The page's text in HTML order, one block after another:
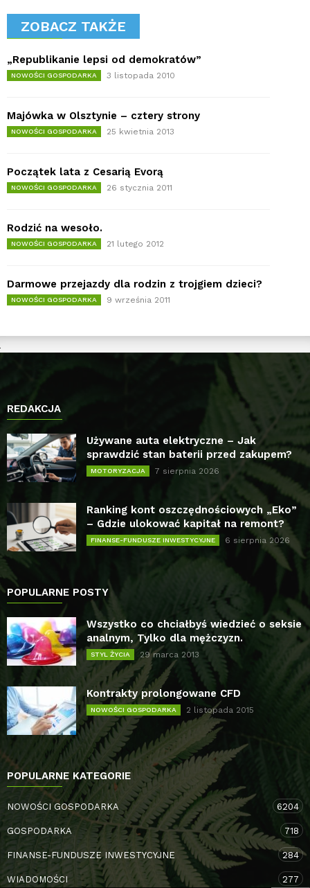
ZOBACZ TAKŻE
„Republikanie lepsi od demokratów”
NOWOŚCI GOSPODARKA 3 listopada 2010
Majówka w Olsztynie – cztery strony
NOWOŚCI GOSPODARKA 25 kwietnia 2013
Początek lata z Cesarią Evorą
NOWOŚCI GOSPODARKA 26 stycznia 2011
Rodzić na wesoło.
NOWOŚCI GOSPODARKA 21 lutego 2012
Darmowe przejazdy dla rodzin z trojgiem dzieci?
NOWOŚCI GOSPODARKA 9 września 2011
REDAKCJA
Używane auta elektryczne – Jak
sprawdzić stan baterii przed zakupem?
MOTORYZACJA 7 sierpnia 2026
Ranking kont oszczędnościowych „Eko”
– Gdzie ulokować kapitał na remont?
FINANSE-FUNDUSZE INWESTYCYJNE 6 sierpnia 2026
POPULARNE POSTY
Wszystko co chciałbyś wiedzieć o seksie
analnym, Tylko dla mężczyzn.
STYL ŻYCIA 29 marca 2013
Kontrakty prolongowane CFD
NOWOŚCI GOSPODARKA 2 listopada 2015
POPULARNE KATEGORIE
NOWOŚCI GOSPODARKA 6204
GOSPODARKA 718
FINANSE-FUNDUSZE INWESTYCYJNE 284
WIADOMOŚCI 277